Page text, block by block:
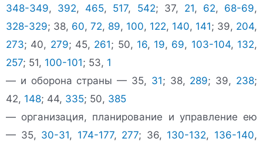
348-349, 392, 465, 517, 542; 37, 21, 62, 68-69,
328-329; 38, 60, 72, 89, 100, 122, 140, 141; 39, 204,
273; 40, 279; 45, 261; 50, 16, 19, 69, 103-104, 132,
257; 51, 100-101; 53, 1
— и оборона страны — 35, 31; 38, 289; 39, 238;
42, 148; 44, 335; 50, 385
— организация, планирование и управление ею
— 35, 30-31, 174-177, 277; 36, 130-132, 136-140,